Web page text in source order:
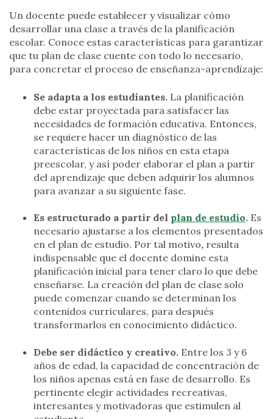
Un docente puede establecer y visualizar cómo
desarrollar una clase a través de la planificación
escolar. Conoce estas características para garantizar
que tu plan de clase cuente con todo lo necesario,
para concretar el proceso de enseñanza-aprendizaje:
Se adapta a los estudiantes. La planificación
debe estar proyectada para satisfacer las
necesidades de formación educativa. Entonces,
se requiere hacer un diagnóstico de las
características de los niños en esta etapa
preescolar, y así poder elaborar el plan a partir
del aprendizaje que deben adquirir los alumnos
para avanzar a su siguiente fase.
Es estructurado a partir del plan de estudio. Es
necesario ajustarse a los elementos presentados
en el plan de estudio. Por tal motivo, resulta
indispensable que el docente domine esta
planificación inicial para tener claro lo que debe
enseñarse. La creación del plan de clase solo
puede comenzar cuando se determinan los
contenidos curriculares, para después
transformarlos en conocimiento didáctico.
Debe ser didáctico y creativo. Entre los 3 y 6
años de edad, la capacidad de concentración de
los niños apenas está en fase de desarrollo. Es
pertinente elegir actividades recreativas,
interesantes y motivadoras que estimulen al